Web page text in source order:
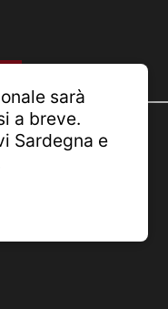
sarà
a breve.
Sardegna e